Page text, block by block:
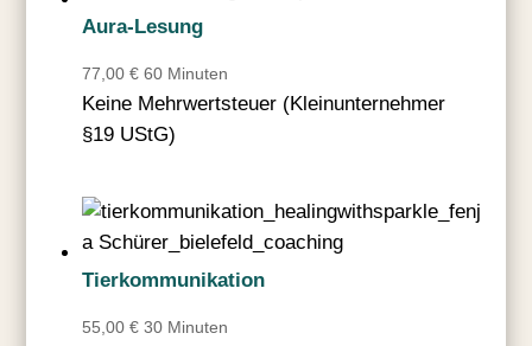
Aura-Lesung
77,00€ 60 Minuten
Keine Mehrwertsteuer (Kleinunternehmer
§19 UStG)
Tierkommunikation
55,00€ 30 Minuten